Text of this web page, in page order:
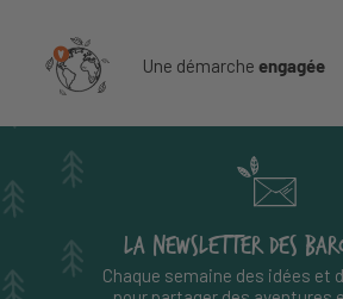
Une démarche engagée
LA NEWSLETTER DES
Chaque semaine des idées et